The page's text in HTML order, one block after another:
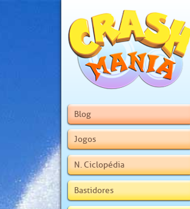
Blog
Jogos
N. Ciclopédia
Bastidores